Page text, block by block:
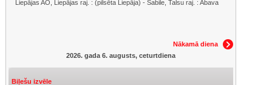
Liepājas AO, Liepājas raj. : (pilsēta Liepāja) - Sabile, Talsu raj. : Abava
Nākamā diena
2026. gada 6. augusts, ceturtdiena
Biļešu izvēle